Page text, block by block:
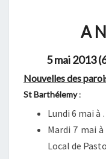
A
5 mai 2013
Nouvelles des
St Barthélemy:
Lundi 6 mai
Mardi 7 mai
Local de